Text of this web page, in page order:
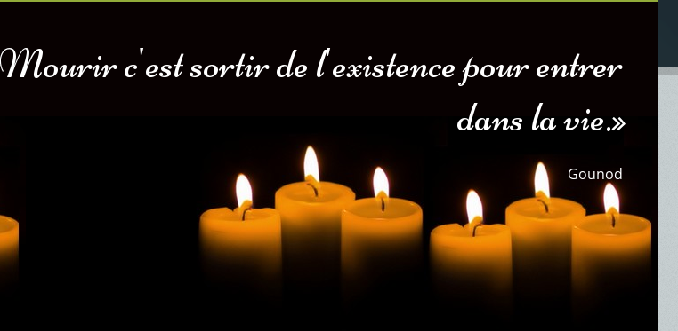
Gouv. et Autres
c'est sortir de l'existence pour entrer
dans la vie.»
Gounod